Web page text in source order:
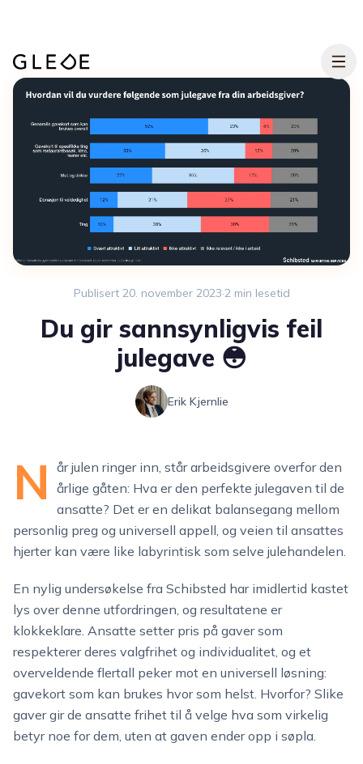
Publisert 20. november 2023·2 min lesetid
Du gir sannsynligvis feil
julegave 😳
Erik Kjernlie
N
år julen ringer inn, står arbeidsgivere overfor den
årlige gåten: Hva er den perfekte julegaven til de
ansatte? Det er en delikat balansegang mellom
personlig preg og universell appell, og veien til ansattes
hjerter kan være like labyrintisk som selve julehandelen.
En nylig undersøkelse fra Schibsted har imidlertid kastet
lys over denne utfordringen, og resultatene er
klokkeklare. Ansatte setter pris på gaver som
respekterer deres valgfrihet og individualitet, og et
overveldende flertall peker mot en universell løsning:
gavekort som kan brukes hvor som helst. Hvorfor? Slike
gaver gir de ansatte frihet til å velge hva som virkelig
betyr noe for dem, uten at gaven ender opp i søpla.